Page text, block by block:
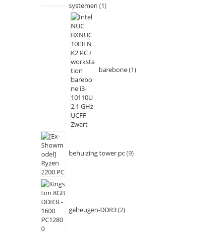
systemen 1
barebone 1
behuizing tower pc 9
geheugen-DDR3 2